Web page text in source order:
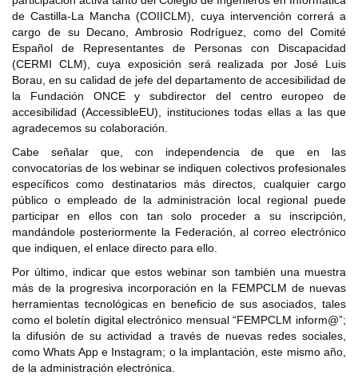
de Castilla-La Mancha (COIICLM), cuya intervención correrá a
cargo de su Decano, Ambrosio Rodríguez, como del Comité
Español de Representantes de Personas con Discapacidad
(CERMI CLM), cuya exposición será realizada por José Luis
Borau, en su calidad de jefe del departamento de accesibilidad de
la Fundación ONCE y subdirector del centro europeo de
accesibilidad (AccessibleEU), instituciones todas ellas a las que
agradecemos su colaboración.
Cabe señalar que, con independencia de que en las
convocatorias de los webinar se indiquen colectivos profesionales
específicos como destinatarios más directos, cualquier cargo
público o empleado de la administración local regional puede
participar en ellos con tan solo proceder a su inscripción,
mandándole posteriormente la Federación, al correo electrónico
que indiquen, el enlace directo para ello.
Por último, indicar que estos webinar son también una muestra
más de la progresiva incorporación en la FEMPCLM de nuevas
herramientas tecnológicas en beneficio de sus asociados, tales
como el boletín digital electrónico mensual “FEMPCLM inform@”;
la difusión de su actividad a través de nuevas redes sociales,
como Whats App e Instagram; o la implantación, este mismo año,
de la administración electrónica.